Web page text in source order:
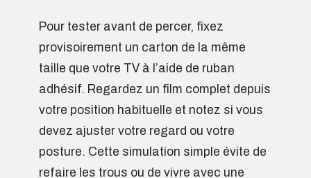
Pour tester avant de percer, fixez
provisoirement un carton de la même
taille que votre TV à l’aide de ruban
adhésif. Regardez un film complet depuis
votre position habituelle et notez si vous
devez ajuster votre regard ou votre
posture. Cette simulation simple évite de
refaire les trous ou de vivre avec une